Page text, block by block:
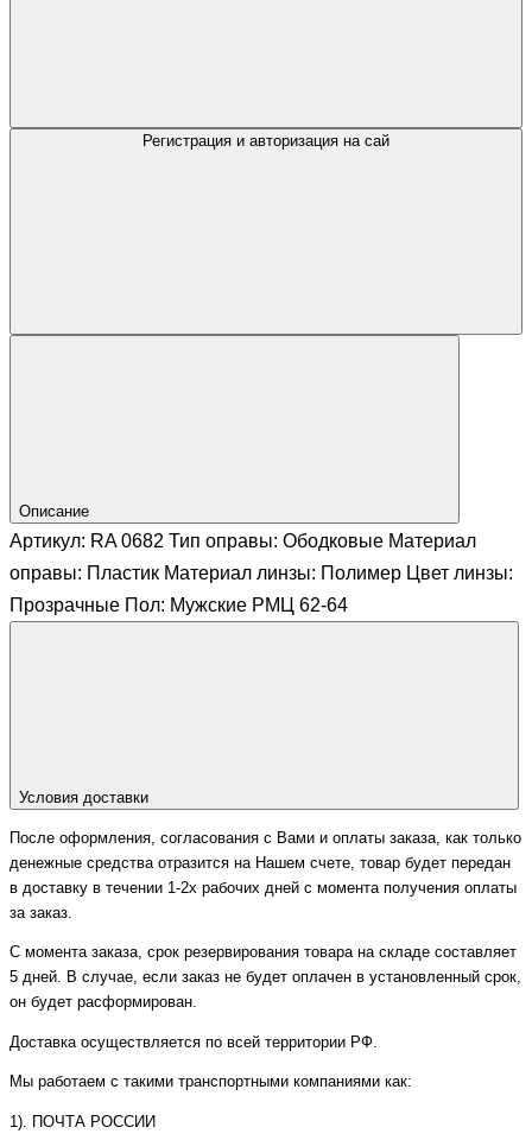
Регистрация и авторизация на сай
Описание
Артикул: RA 0682 Тип оправы: Ободковые Материал
оправы: Пластик Материал линзы: Полимер Цвет линзы:
Прозрачные Пол: Мужские РМЦ 62-64
Условия доставки
После оформления, согласования с Вами и оплаты заказа, как только
денежные средства отразится на Нашем счете, товар будет передан
в доставку в течении 1-2х рабочих дней с момента получения оплаты
за заказ.
С момента заказа, срок резервирования товара на складе составляет
5 дней. В случае, если заказ не будет оплачен в установленный срок,
он будет расформирован.
Доставка осуществляется по всей территории РФ.
Мы работаем с такими транспортными компаниями как:
1). ПОЧТА РОССИИ